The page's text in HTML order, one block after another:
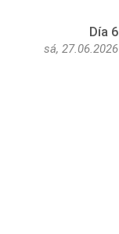
Día 6
sá, 27.06.2026